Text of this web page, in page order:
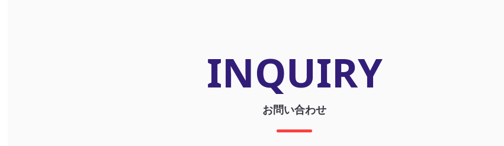
INQUIRY
お問い合わせ